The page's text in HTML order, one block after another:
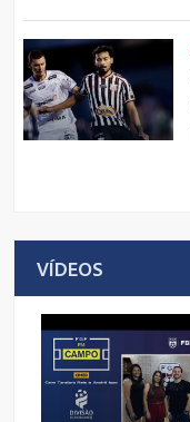
VÍDEOS